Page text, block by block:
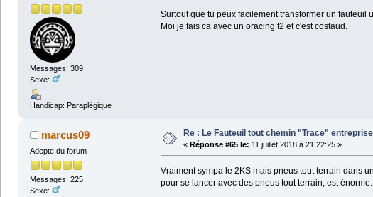
Messages: 309
Sexe:
Handicap: Paraplégique
Surtout que tu peux facilement transformer un
Moi je fais ca avec un oracing f2 et c'est costaud.
marcus09
Adepte du forum
Messages: 225
Sexe:
Re : Le Fauteuil tout chemin "Trace"
« Réponse #65 le: 11 juillet 2018 à 21:22:25 »
Vraiment sympa le 2KS mais pneus tout terrain dans
pour se lancer avec des pneus tout terrain, est énorme.